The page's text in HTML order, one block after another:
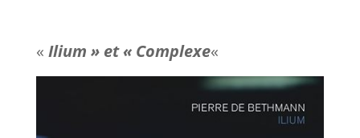
« Ilium » et « Complexe«